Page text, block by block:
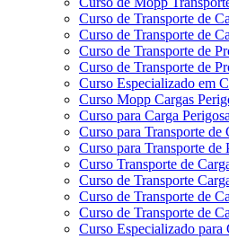
Curso de Transporte de
Curso de Transporte de
Curso de Transporte de
Curso de Transporte de
Curso Especializado em
Curso Mopp Cargas
Curso para Carga Perigosa
Curso para Transporte de
Curso para Transporte de
Curso Transporte de
Curso de Transporte
Curso de Transporte de
Curso de Transporte de
Curso Especializado para